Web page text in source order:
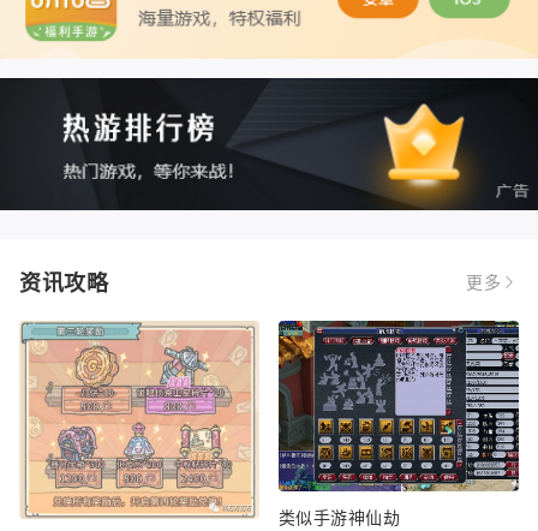
资讯攻略 更多
类似手游神仙劫